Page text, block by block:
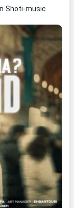
Shoti-music